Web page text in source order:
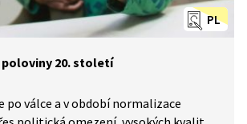
PL
poloviny 20. století
po válce a v období normalizace